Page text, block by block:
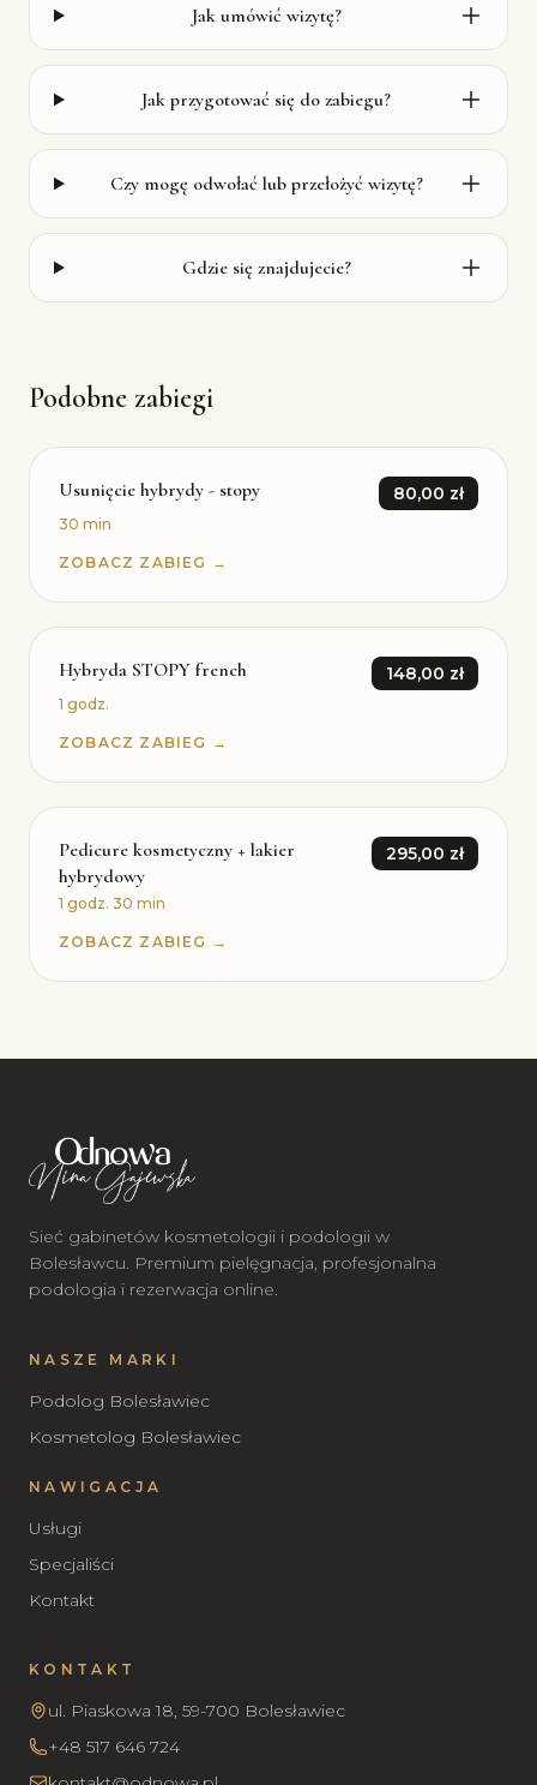
Jak umówić wizytę?
Jak przygotować się do zabiegu?
Czy mogę odwołać lub przełożyć wizytę?
Gdzie się znajdujecie?
Podobne zabiegi
Usunięcie hybrydy - stopy 80,00 zł
30 min
ZOBACZ ZABIEG →
Hybryda STOPY french 148,00 zł
1 godz.
ZOBACZ ZABIEG →
Pedicure kosmetyczny + lakier
hybrydowy
295,00 zł
1 godz. 30 min
ZOBACZ ZABIEG →
Sieć gabinetów kosmetologii i podologii w
Bolesławcu. Premium pielęgnacja, profesjonalna
podologia i rezerwacja online.
NASZE MARKI
Podolog Bolesławiec
Kosmetolog Bolesławiec
NAWIGACJA
Usługi
Specjaliści
Kontakt
KONTAKT
ul. Piaskowa 18, 59-700 Bolesławiec
+48 517 646 724